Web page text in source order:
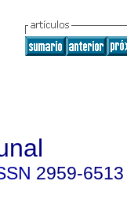
2959-6513